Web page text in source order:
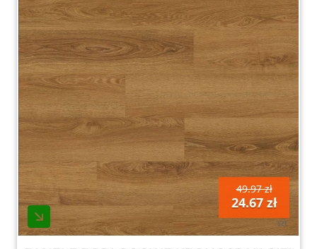
49.97 zł
24.67 zł
szt